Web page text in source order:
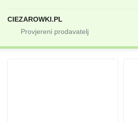
CIEZAROWKI.PL